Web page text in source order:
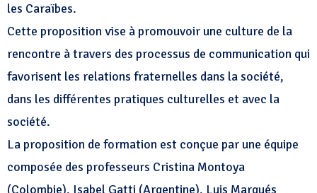
les Caraïbes.
Cette proposition vise à promouvoir une culture de la
rencontre à travers des processus de communication qui
favorisent les relations fraternelles dans la société,
dans les différentes pratiques culturelles et avec la
société.
La proposition de formation est conçue par une équipe
composée des professeurs Cristina Montoya
(Colombie), Isabel Gatti (Argentine), Luis Marqués